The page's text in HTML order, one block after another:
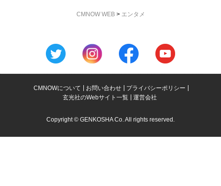
CMNOW WEB> エンタメ
CMNOWについて お問い合わせ
プライバシーポリシー
玄光社のWebサイト一覧
運営会社
Copyright © GENKOSHA Co. All rights reserved.